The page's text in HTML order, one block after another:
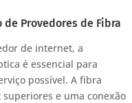
Provedores de Fibra
de internet, a
é essencial para
possível. A fibra
e uma conexão